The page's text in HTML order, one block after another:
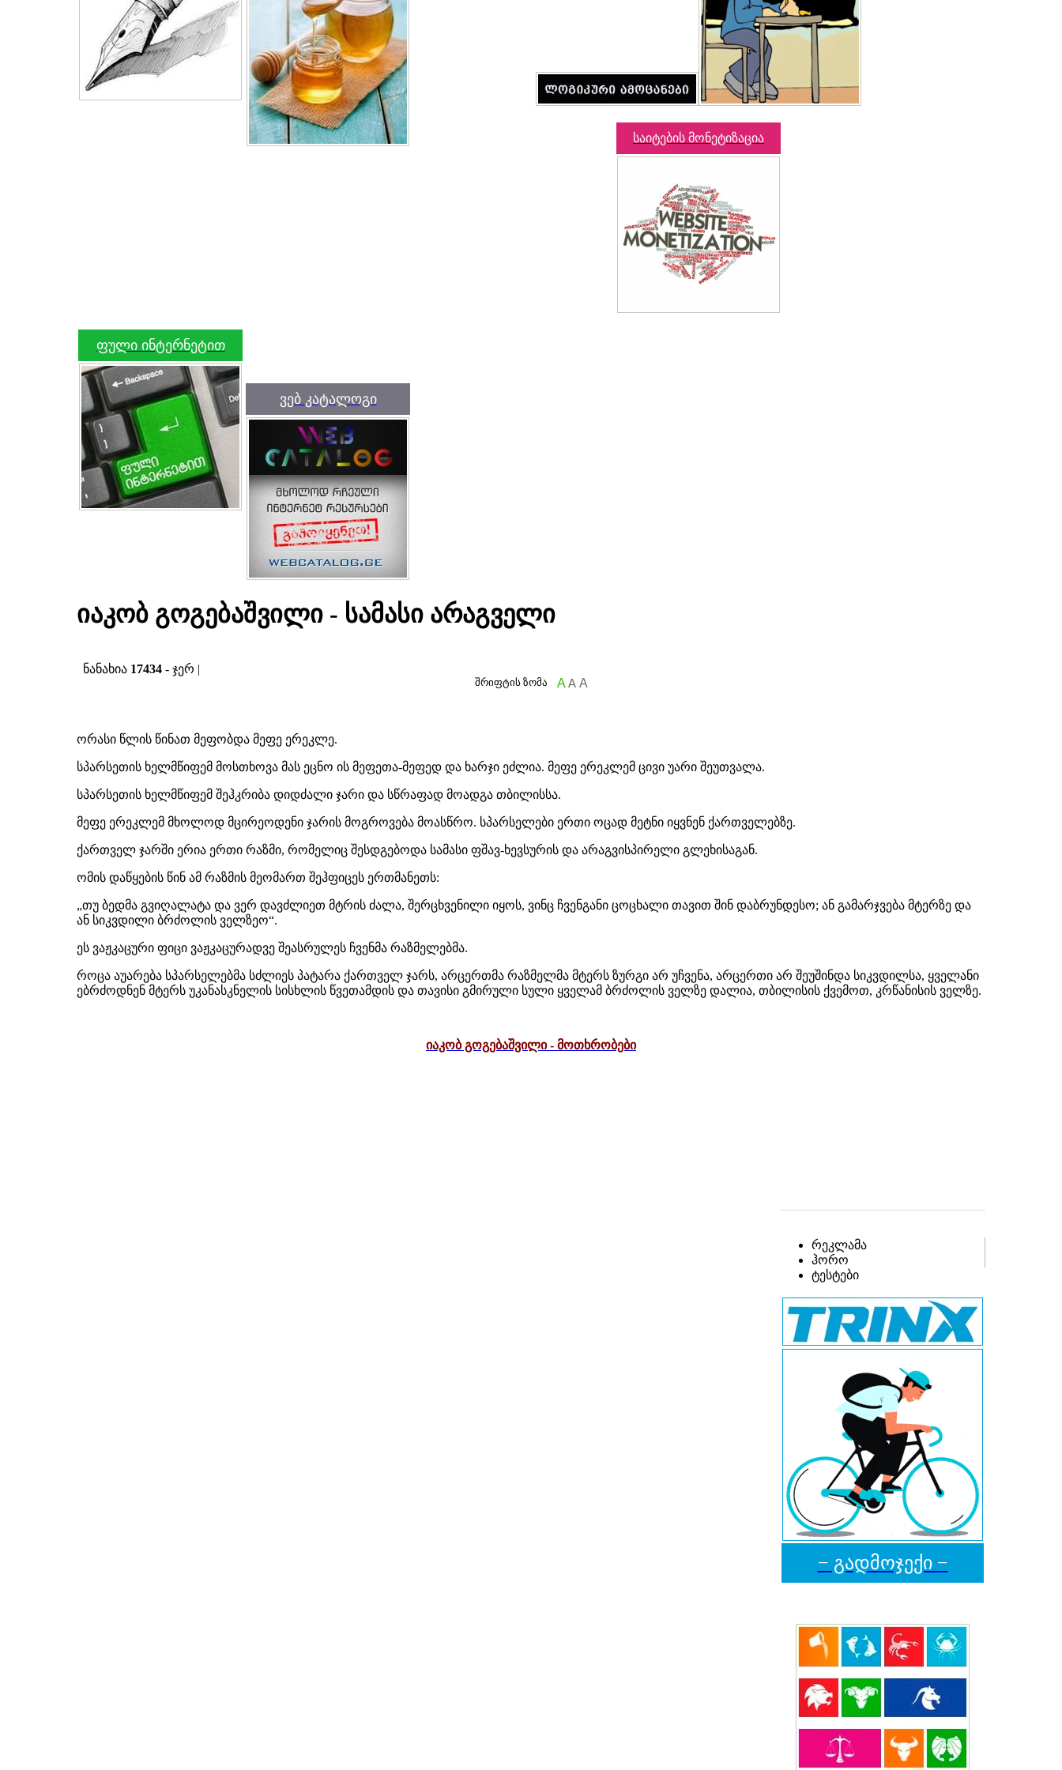
საიტების მონეტიზაცია
ფული ინტერნეტით
ვებ კატალოგი
იაკობ გოგებაშვილი - სამასი არაგველი
ნანახია 17434 - ჯერ |
შრიფტის ზომა A A A
ორასი წლის წინათ მეფობდა მეფე ერეკლე.
სპარსეთის ხელმწიფემ მოსთხოვა მას ეცნო ის მეფეთა-მეფედ და ხარჯი ეძლია. მეფე ერეკლემ ცივი უარი შეუთვალა.
სპარსეთის ხელმწიფემ შეჰკრიბა დიდძალი ჯარი და სწრაფად მოადგა თბილისსა.
მეფე ერეკლემ მხოლოდ მცირეოდენი ჯარის მოგროვება მოასწრო. სპარსელები ერთი ოცად მეტნი იყვნენ ქართველებზე.
ქართველ ჯარში ერია ერთი რაზმი, რომელიც შესდგებოდა სამასი ფშავ-ხევსურის და არაგვისპირელი გლეხისაგან.
ომის დაწყების წინ ამ რაზმის მეომართ შეჰფიცეს ერთმანეთს:
„თუ ბედმა გვიღალატა და ვერ დავძლიეთ მტრის ძალა, შერცხვენილი იყოს, ვინც ჩვენგანი ცოცხალი თავით შინ დაბრუნდესო; ან გამარჯვება მტერზე და
ან სიკვდილი ბრძოლის ველზეო“.
ეს ვაჟკაცური ფიცი ვაჟკაცურადვე შეასრულეს ჩვენმა რაზმელებმა.
როცა აუარება სპარსელებმა სძლიეს პატარა ქართველ ჯარს, არცერთმა რაზმელმა მტერს ზურგი არ უჩვენა, არცერთი არ შეუშინდა სიკვდილსა, ყველანი
ებრძოდნენ მტერს უკანასკნელის სისხლის წვეთამდის და თავისი გმირული სული ყველამ ბრძოლის ველზე დალია, თბილისის ქვემოთ, კრწანისის ველზე.
იაკობ გოგებაშვილი - მოთხრობები
რეკლამა
ჰორო
ტესტები
− გადმოჯექი −